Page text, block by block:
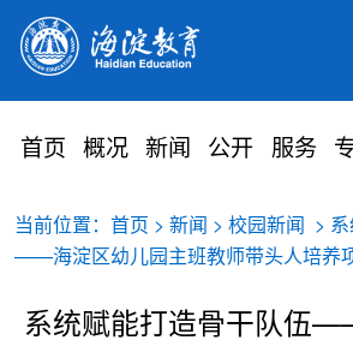
首页 概况 新闻 公开 服务
当前位置： 首页 > 新闻 > 校园新闻
>
——海淀区幼儿园主班教师带头人培养
系统赋能打造骨干队伍